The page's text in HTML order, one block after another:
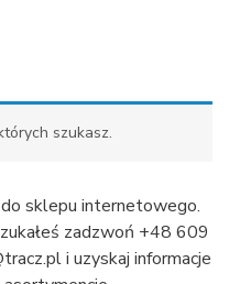
szukasz.
sklepu internetowego.
zadzwoń +48 609
i uzyskaj informacje